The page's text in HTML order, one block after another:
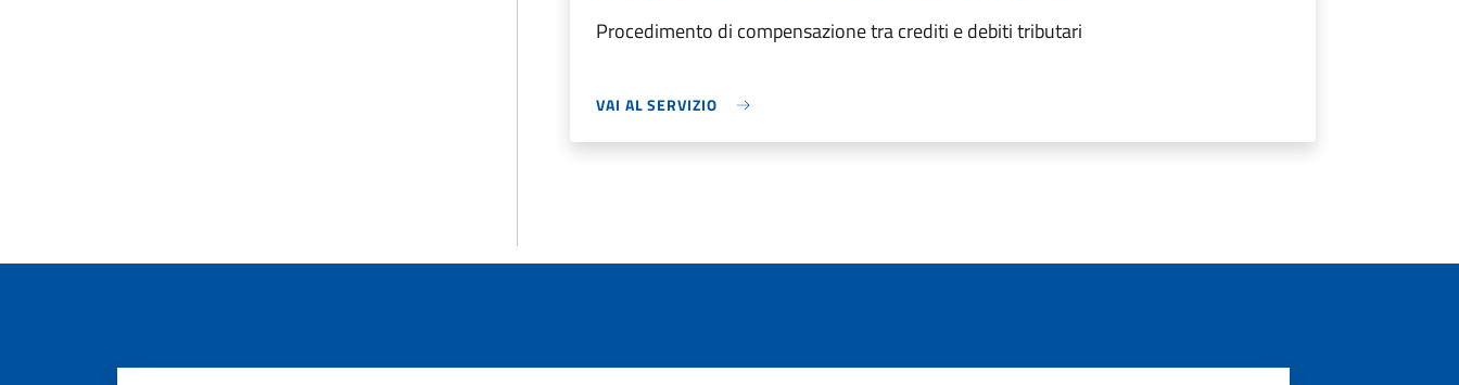
Procedimento di compensazione tra crediti e debiti tributari
VAI AL SERVIZIO